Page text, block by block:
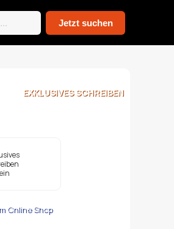
EXKLUSIVES SCHREIBEN
Online Shop